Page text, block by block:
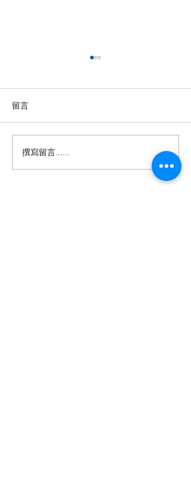
【羊城晚报】“科技+非遗”
引热议！第六届“广东文化
留言
撰寫留言......